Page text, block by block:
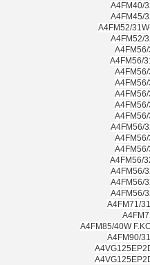
A4FM40/
A4FM45/
A4FM52/
A4FM52/
A4FM56/
A4FM56/
A4FM56/
A4FM56/
A4FM56/
A4FM56/
A4FM71/
A4FM85/40W
A4FM90/